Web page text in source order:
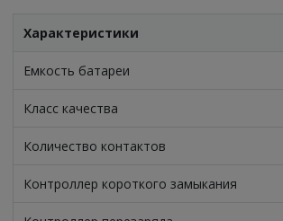
Характеристики
Емкость батареи
Класс качества
Количество контактов
Контроллер короткого замыкания